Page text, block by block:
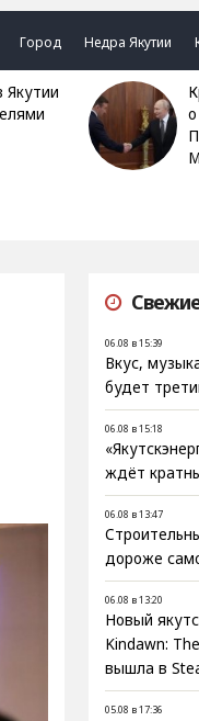
Город Недра Якутии
Кремлёвские сигналы:
06.08 в 15:39
Вкус,
будет
06.08 в 15:18
ждёт
06.08 в 13:47
дороже
06.08 в 13:20
Новый
Kindawn:
вышла в
05.08 в 17:36